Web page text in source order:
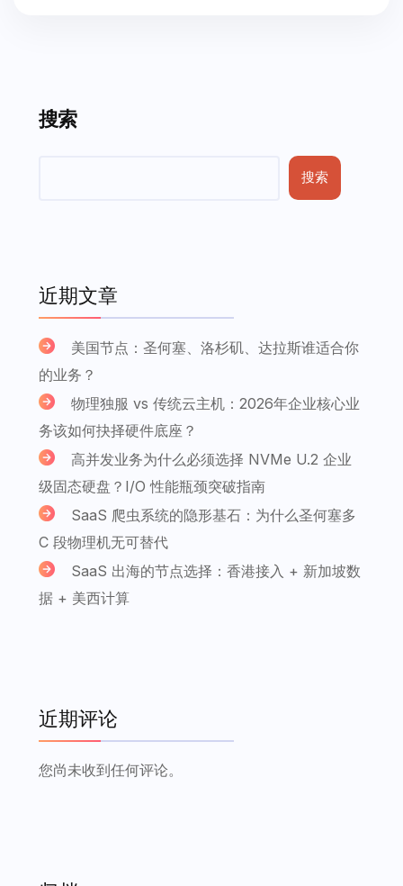
搜索
搜索
近期文章
美国节点：圣何塞、洛杉矶、达拉斯谁适合你
的业务？
物理独服 vs 传统云主机：2026年企业核心业
务该如何抉择硬件底座？
高并发业务为什么必须选择 NVMe U.2 企业
级固态硬盘？I/O 性能瓶颈突破指南
SaaS 爬虫系统的隐形基石：为什么圣何塞多
C 段物理机无可替代
SaaS 出海的节点选择：香港接入 + 新加坡数
据 + 美西计算
近期评论
您尚未收到任何评论。